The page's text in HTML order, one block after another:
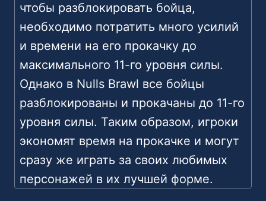
чтобы разблокировать бойца,
необходимо потратить много усилий
и времени на его прокачку до
максимального 11-го уровня силы.
Однако в Nulls Brawl все бойцы
разблокированы и прокачаны до 11-го
уровня силы. Таким образом, игроки
экономят время на прокачке и могут
сразу же играть за своих любимых
персонажей в их лучшей форме.